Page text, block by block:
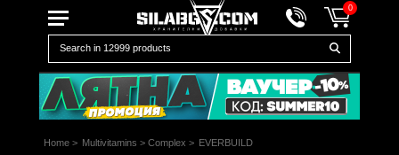
0
Home > Multivitamins >Complex > EVERBUILD